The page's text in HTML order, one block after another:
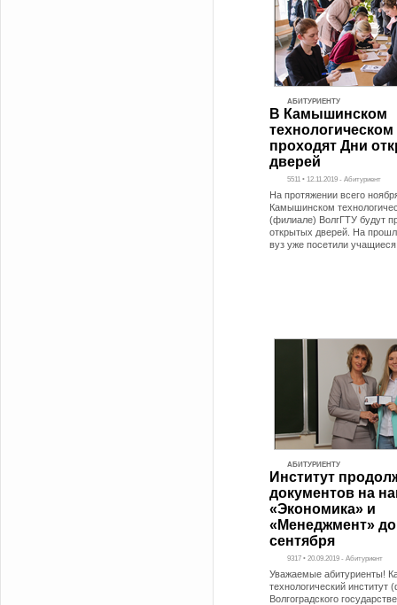
АБИТУРИЕНТУ
В Камышинском
технологическом
проходят Дни
дверей
5511 • 12.11.2019 - Абитуриент
На протяжении всего
Камышинском
(филиале) ВолгГТУ будут
открытых дверей. На
вуз уже посетили
АБИТУРИЕНТУ
Институт
документов на
«Экономика» и
«Менеджмент» до
сентября
9317 • 20.09.2019 - Абитуриент
Уважаемые абитуриенты!
технологический институт
Волгоградского